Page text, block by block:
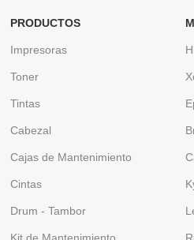
PRODUCTOS
Impresoras
Toner
Tintas
Cabezal
Cajas de Mantenimiento
Cintas
Drum - Tambor